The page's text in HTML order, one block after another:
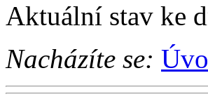
Aktuální stav ke
Nacházíte se: